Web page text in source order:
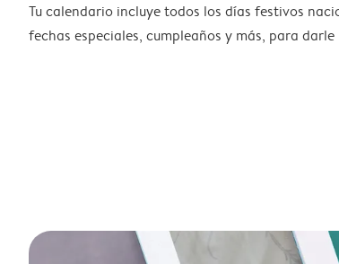
Tu calendario incluye todos los días festivos
fechas especiales, cumpleaños y más, para